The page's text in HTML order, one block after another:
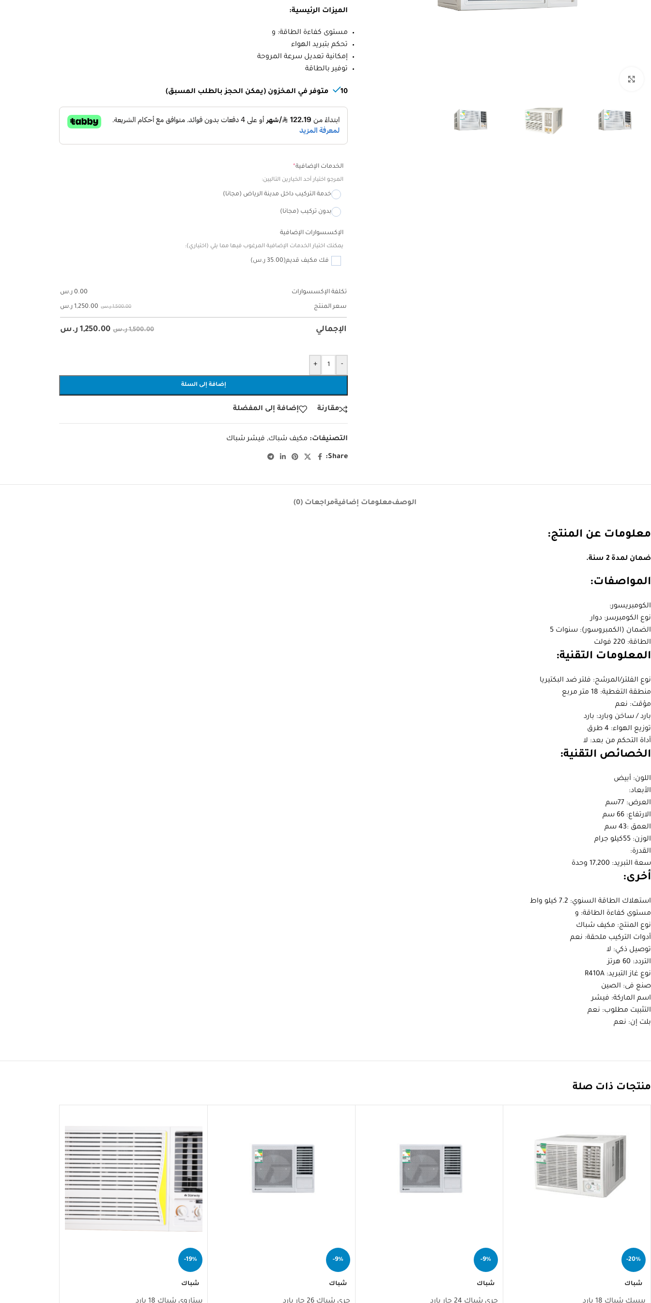
الميزات الرئيسية:
مستوى كفاءة الطاقة: و
تحكم بتبريد الهواء
إمكانية تعديل سرعة المروحة
توفير بالطاقة
10 متوفر في المخزون (يمكن الحجز بالطلب المسبق)
الخدمات الإضافية*
المرجو اختيار أحد الخيارين التاليين:
خدمة التركيب داخل مدينة الرياض (مجانا)
بدون تركيب (مجانا)
الإكسسوارات الإضافية
يمكنك اختيار الخدمات الإضافية المرغوب فيها مما يلي (اختياري):
فك مكيف قديم(35.00 ر.س)
تكلفة الإكسسوارات 0.00 ر.س
سعر المنتج 1,500.00 ر.س 1,250.00 ر.س
الإجمالي 1,500.00 ر.س 1,250.00 ر.س
-
+
إضافة إلى السلة
مقارنة إضافة إلى المفضلة
التصنيفات: مكيف شباك, فيشر شباك
Share:
الوصفمعلومات إضافيةمراجعات (0)
معلومات عن المنتج:
ضمان لمدة 2 سنة.
المواصفات:
الكومبريسور:
نوع الكومبرسر: دوار
الضمان (الكمبروسور): سنوات 5
الطاقة: 220 فولت
المعلومات التقنية:
نوع الفلتر/المرشح: فلتر ضد البكتيريا
منطقة التغطية: 18 متر مربع
مؤقت: نعم
بارد / ساخن وبارد: بارد
توزيع الهواء: 4 طرق
أداة التحكم من بعد: لا
الخصائص التقنية:
اللون: أبيض
الأبعاد:
العرض: 77سم
الارتفاع: 66 سم
العمق :43 سم
الوزن: 55كيلو جرام
القدرة:
سعة التبريد: 17,200 وحدة
أخرى:
استهلاك الطاقة السنوي: 7.2 كيلو واط
مستوى كفاءة الطاقة: و
نوع المنتج: مكيف شباك
أدوات التركيب ملحقة: نعم
توصيل ذكي: لا
التردد: 60 هرتز
نوع غاز التبريد: R410A
صنع فى: الصين
اسم الماركة: فيشر
التثبيت مطلوب: نعم
بلت إن: نعم
منتجات ذات صلة
-20%
شباك
-9%
شباك
-9%
شباك
-19%
شباك